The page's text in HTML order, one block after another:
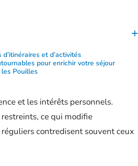
d’itinéraires et d’activités
pour enrichir votre séjour
Pouilles
et les intérêts personnels.
ce qui modifie
réguliers contredisent souvent ceux